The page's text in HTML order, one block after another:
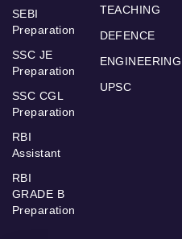
SEBI
Preparation
SSC JE
Preparation
SSC CGL
Preparation
RBI
Assistant
RBI
GRADE B
Preparation
TEACHING
DEFENCE
ENGINEERING
UPSC